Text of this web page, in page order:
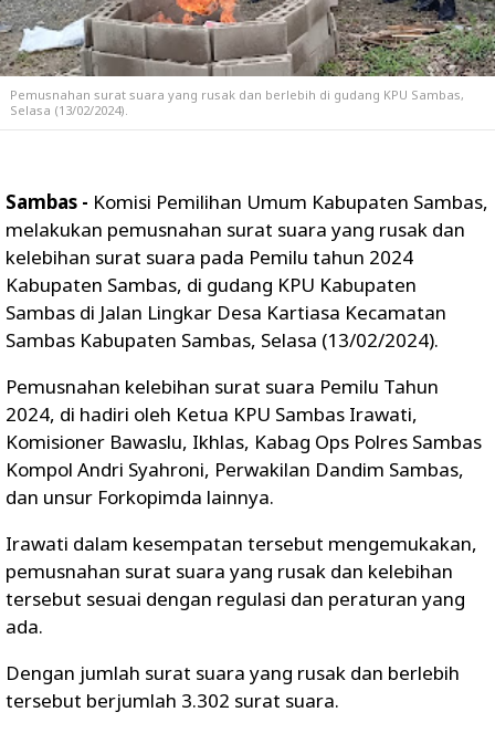
Pemusnahan surat suara yang rusak dan berlebih di gudang KPU Sambas,
Selasa (13/02/2024).
Sambas - Komisi Pemilihan Umum Kabupaten Sambas,
melakukan pemusnahan surat suara yang rusak dan
kelebihan surat suara pada Pemilu tahun 2024
Kabupaten Sambas, di gudang KPU Kabupaten
Sambas di Jalan Lingkar Desa Kartiasa Kecamatan
Sambas Kabupaten Sambas, Selasa (13/02/2024).
Pemusnahan kelebihan surat suara Pemilu Tahun
2024, di hadiri oleh Ketua KPU Sambas Irawati,
Komisioner Bawaslu, Ikhlas, Kabag Ops Polres Sambas
Kompol Andri Syahroni, Perwakilan Dandim Sambas,
dan unsur Forkopimda lainnya.
Irawati dalam kesempatan tersebut mengemukakan,
pemusnahan surat suara yang rusak dan kelebihan
tersebut sesuai dengan regulasi dan peraturan yang
ada.
Dengan jumlah surat suara yang rusak dan berlebih
tersebut berjumlah 3.302 surat suara.